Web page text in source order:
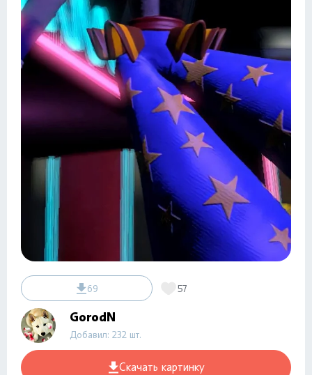
69 57
GorodN
Добавил: 232 шт.
Скачать картинку